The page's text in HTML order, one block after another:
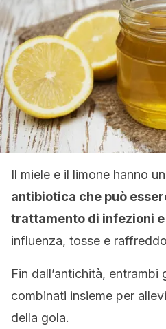
Il miele e il limone hanno
antibiotica che può
trattamento di infezioni
influenza, tosse e
Fin dall’antichità,
combinati insieme per
della gola.